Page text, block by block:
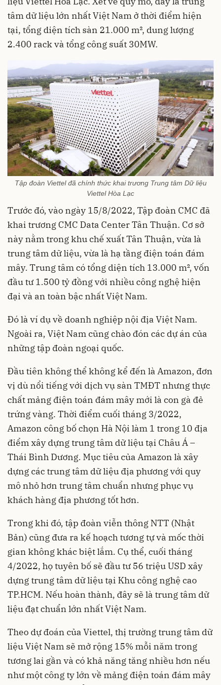
tâm dữ liệu lớn nhất Việt Nam ở thời điểm hiện
tại, tổng diện tích sàn 21.000 m², dung lượng
2.400 rack và tổng công suất 30MW.
Tập đoàn Viettel đã chính thức khai trương Trung tâm Dữ liệu
Viettel Hòa Lạc
Trước đó, vào ngày 15/8/2022, Tập đoàn CMC đã
khai trương CMC Data Center Tân Thuận. Cơ sở
này nằm trong khu chế xuất Tân Thuận, vừa là
trung tâm dữ liệu, vừa là hạ tầng điện toán đám
mây. Trung tâm có tổng diện tích 13.000 m², vốn
đầu tư 1.500 tỷ đồng với nhiều công nghệ hiện
đại và an toàn bậc nhất Việt Nam.
Đó là ví dụ về doanh nghiệp nội địa Việt Nam.
Ngoài ra, Việt Nam cũng chào đón các dự án của
những tập đoàn ngoại quốc.
Đầu tiên không thể không kể đến là Amazon, đơn
vị dù nổi tiếng với dịch vụ sàn TMĐT nhưng thực
chất mảng điện toán đám mây mới là con gà đẻ
trứng vàng. Thời điểm cuối tháng 3/2022,
Amazon công bố chọn Hà Nội làm 1 trong 10 địa
điểm xây dựng trung tâm dữ liệu tại Châu Á –
Thái Bình Dương. Mục tiêu của Amazon là xây
dựng các trung tâm dữ liệu địa phương với quy
mô nhỏ hơn trung tâm chuẩn nhưng phục vụ
khách hàng địa phương tốt hơn.
Trong khi đó, tập đoàn viễn thông NTT (Nhật
Bản) cũng đưa ra kế hoạch tương tự và mốc thời
gian không khác biệt lắm. Cụ thể, cuối tháng
4/2022, họ tuyên bố sẽ đầu tư 56 triệu USD xây
dựng trung tâm dữ liệu tại Khu công nghệ cao
TP.HCM. Nếu hoàn thành, đây sẽ là trung tâm dữ
liệu đạt chuẩn lớn nhất Việt Nam.
Theo dự đoán của Viettel, thị trường trung tâm dữ
liệu Việt Nam sẽ mở rộng 15% mỗi năm trong
tương lai gần và có khả năng tăng nhiều hơn nếu
như một công ty lớn về mảng điện toán đám mây